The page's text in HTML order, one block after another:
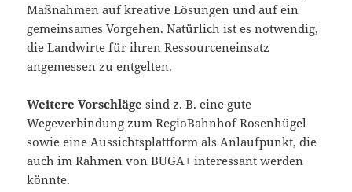
Maßnahmen auf kreative Lösungen und auf ein
gemeinsames Vorgehen. Natürlich ist es notwendig,
die Landwirte für ihren Ressourceneinsatz
angemessen zu entgelten.
Weitere Vorschlägesind z. B. eine gute
Wegeverbindung zum RegioBahnhof Rosenhügel
sowie eine Aussichtsplattform als Anlaufpunkt, die
auch im Rahmen von BUGA+ interessant werden
könnte.